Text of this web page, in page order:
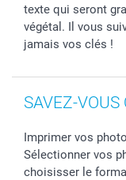
texte qui seront
végétal. Il vous
jamais vos clés !
SAVEZ-VOUS
Imprimer vos
Sélectionner vos
choisisser le